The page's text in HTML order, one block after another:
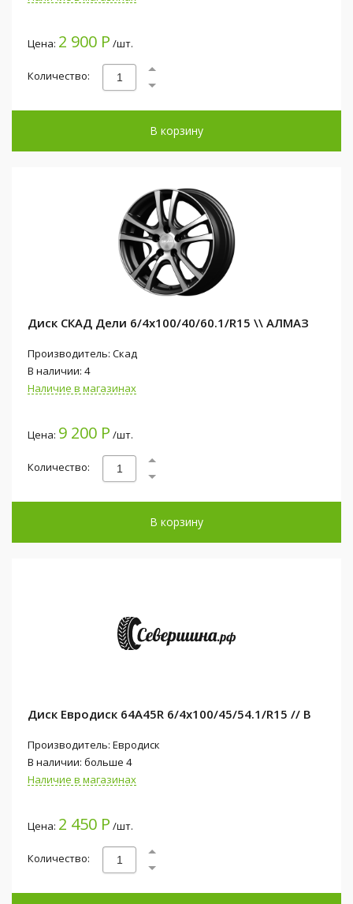
Цена: 2 900 Р /шт.
Количество:
В корзину
Диск СКАД Дели 6/4x100/40/60.1/R15 \\ АЛМАЗ
Производитель: Скад
В наличии: 4
Наличие в магазинах
Цена: 9 200 Р /шт.
Количество:
В корзину
Диск Евродиск 64A45R 6/4x100/45/54.1/R15 // B
Производитель: Евродиск
В наличии: больше 4
Наличие в магазинах
Цена: 2 450 Р /шт.
Количество: